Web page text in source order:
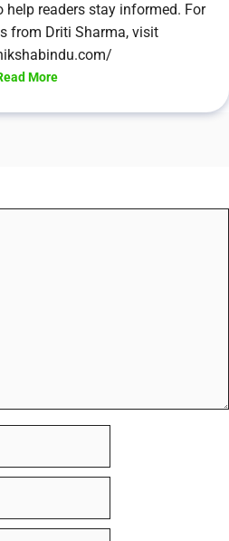
readers stay informed. For
from Driti Sharma, visit
More